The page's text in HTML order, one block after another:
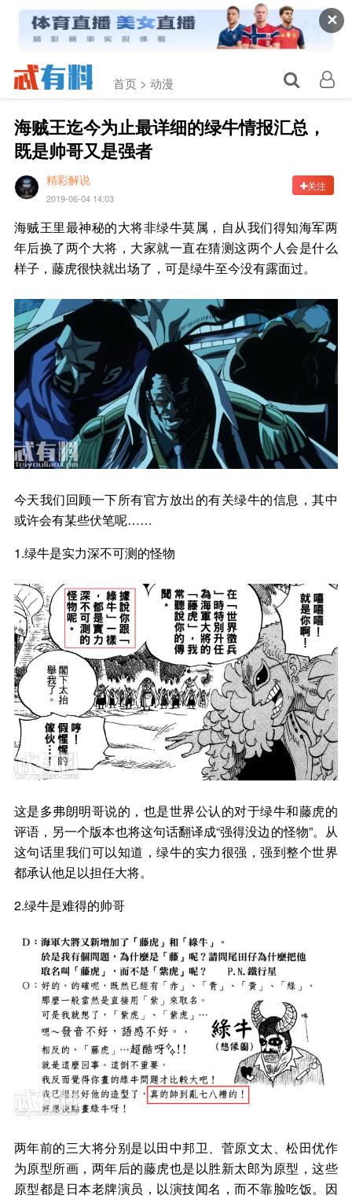
✕
首页 > 动漫
海贼王迄今为止最详细的绿牛情报汇总，
既是帅哥又是强者
精彩解说
2019-06-04 14:03
关注
海贼王里最神秘的大将非绿牛莫属，自从我们得知海军两
年后换了两个大将，大家就一直在猜测这两个人会是什么
样子，藤虎很快就出场了，可是绿牛至今没有露面过。
今天我们回顾一下所有官方放出的有关绿牛的信息，其中
或许会有某些伏笔呢……
1.绿牛是实力深不可测的怪物
这是多弗朗明哥说的，也是世界公认的对于绿牛和藤虎的
评语，另一个版本也将这句话翻译成“强得没边的怪物”。从
这句话里我们可以知道，绿牛的实力很强，强到整个世界
都承认他足以担任大将。
2.绿牛是难得的帅哥
两年前的三大将分别是以田中邦卫、菅原文太、松田优作
为原型所画，两年后的藤虎也是以胜新太郎为原型，这些
原型都是日本老牌演员，以演技闻名，而不靠脸吃饭。因